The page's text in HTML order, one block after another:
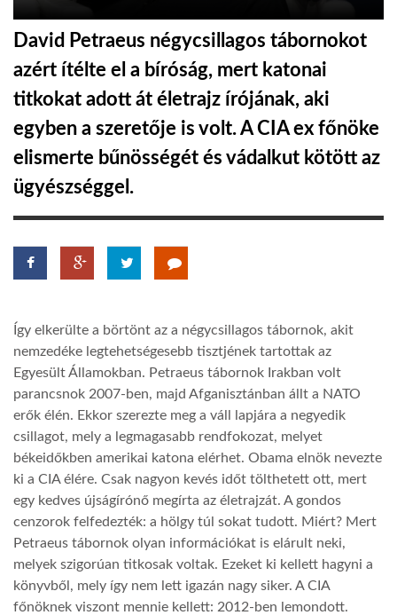
LINKTR.EE
GLOBOZSARU
DOBRAVERO.HU
LATIMO.HU
GLOBOBOOK
David Petraeus négycsillagos tábornokot
azért ítélte el a bíróság, mert katonai
titkokat adott át életrajz írójának, aki
egyben a szeretője is volt. A CIA ex főnöke
elismerte bűnösségét és vádalkut kötött az
ügyészséggel.
Így elkerülte a börtönt az a négycsillagos tábornok, akit
nemzedéke legtehetségesebb tisztjének tartottak az
Egyesült Államokban. Petraeus tábornok Irakban volt
parancsnok 2007-ben, majd Afganisztánban állt a NATO
erők élén. Ekkor szerezte meg a váll lapjára a negyedik
csillagot, mely a legmagasabb rendfokozat, melyet
békeidőkben amerikai katona elérhet. Obama elnök nevezte
ki a CIA élére. Csak nagyon kevés időt tölthetett ott, mert
egy kedves újságírónő megírta az életrajzát. A gondos
cenzorok felfedezték: a hölgy túl sokat tudott. Miért? Mert
Petraeus tábornok olyan információkat is elárult neki,
melyek szigorúan titkosak voltak. Ezeket ki kellett hagyni a
könyvből, mely így nem lett igazán nagy siker. A CIA
főnöknek viszont mennie kellett: 2012-ben lemondott.